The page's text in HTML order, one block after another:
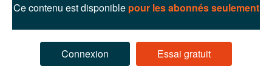
Marchés publics
92
93
Lire les résumés
Ce contenu est disponible pour les abonnés seulement
Connexion Essai gratuit